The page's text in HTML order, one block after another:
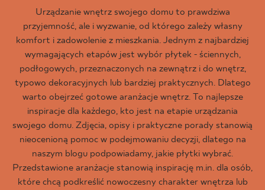
Urządzanie wnętrz swojego domu to prawdziwa
przyjemność, ale i wyzwanie, od którego zależy własny
komfort i zadowolenie z mieszkania. Jednym z najbardziej
wymagających etapów jest wybór płytek - ściennych,
podłogowych, przeznaczonych na zewnątrz i do wnętrz,
typowo dekoracyjnych lub bardziej praktycznych. Dlatego
warto obejrzeć gotowe aranżacje wnętrz. To najlepsze
inspiracje dla każdego, kto jest na etapie urządzania
swojego domu. Zdjęcia, opisy i praktyczne porady stanowią
nieocenioną pomoc w podejmowaniu decyzji, dlatego na
naszym blogu podpowiadamy, jakie płytki wybrać.
Przedstawione aranżacje stanowią inspirację m.in. dla osób,
które chcą podkreślić nowoczesny charakter wnętrza lub